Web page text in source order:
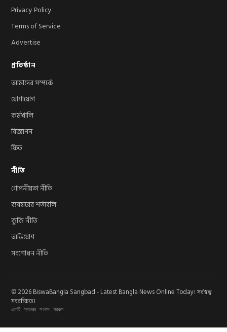
Privacy Policy
Terms of Service
Advertise
প্রতিষ্ঠান
আমাদের সম্পর্কে
যোগাযোগ
কর্মখালি
বিজ্ঞাপন
ফিড
নীতি
গোপনীয়তা নীতি
ব্যবহারের শর্তাবলি
কুকি নীতি
অভিযোগ
সংশোধন নীতি
© 2026 BiswaBangla Sangbad - Latest Bangla News Online Today। সর্বস্বত্ব
সংরক্ষিত।
একটি স্বতন্ত্র সংবাদ প্রকল্প